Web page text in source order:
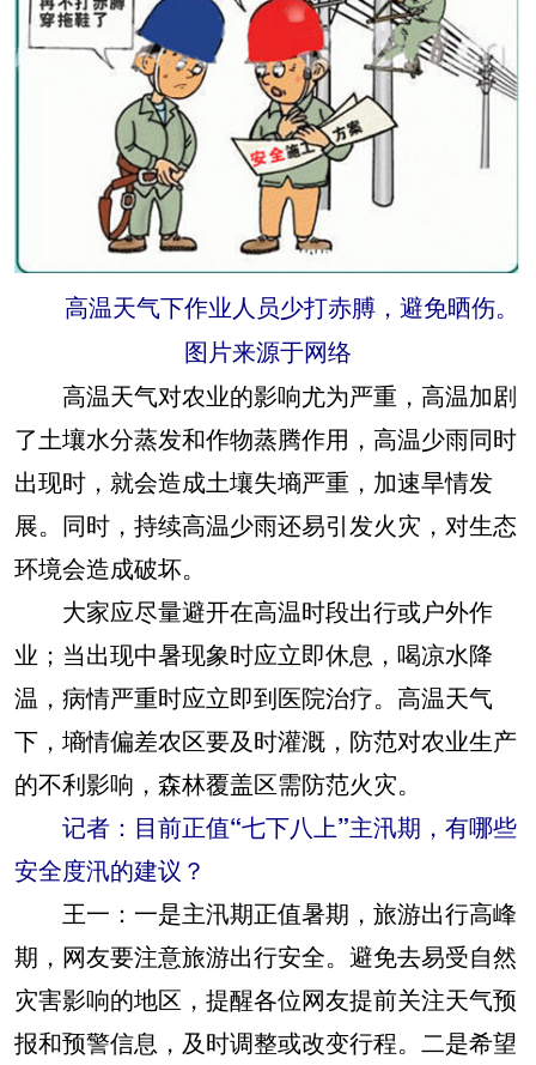
高温天气下作业人员少打赤膊，避免晒伤。
图片来源于网络
高温天气对农业的影响尤为严重，高温加剧
了土壤水分蒸发和作物蒸腾作用，高温少雨同时
出现时，就会造成土壤失墒严重，加速旱情发
展。同时，持续高温少雨还易引发火灾，对生态
环境会造成破坏。
大家应尽量避开在高温时段出行或户外作
业；当出现中暑现象时应立即休息，喝凉水降
温，病情严重时应立即到医院治疗。高温天气
下，墒情偏差农区要及时灌溉，防范对农业生产
的不利影响，森林覆盖区需防范火灾。
记者：目前正值“七下八上”主汛期，有哪些
安全度汛的建议？
王一： 一是主汛期正值暑期，旅游出行高峰
期，网友要注意旅游出行安全。避免去易受自然
灾害影响的地区，提醒各位网友提前关注天气预
报和预警信息，及时调整或改变行程。二是希望